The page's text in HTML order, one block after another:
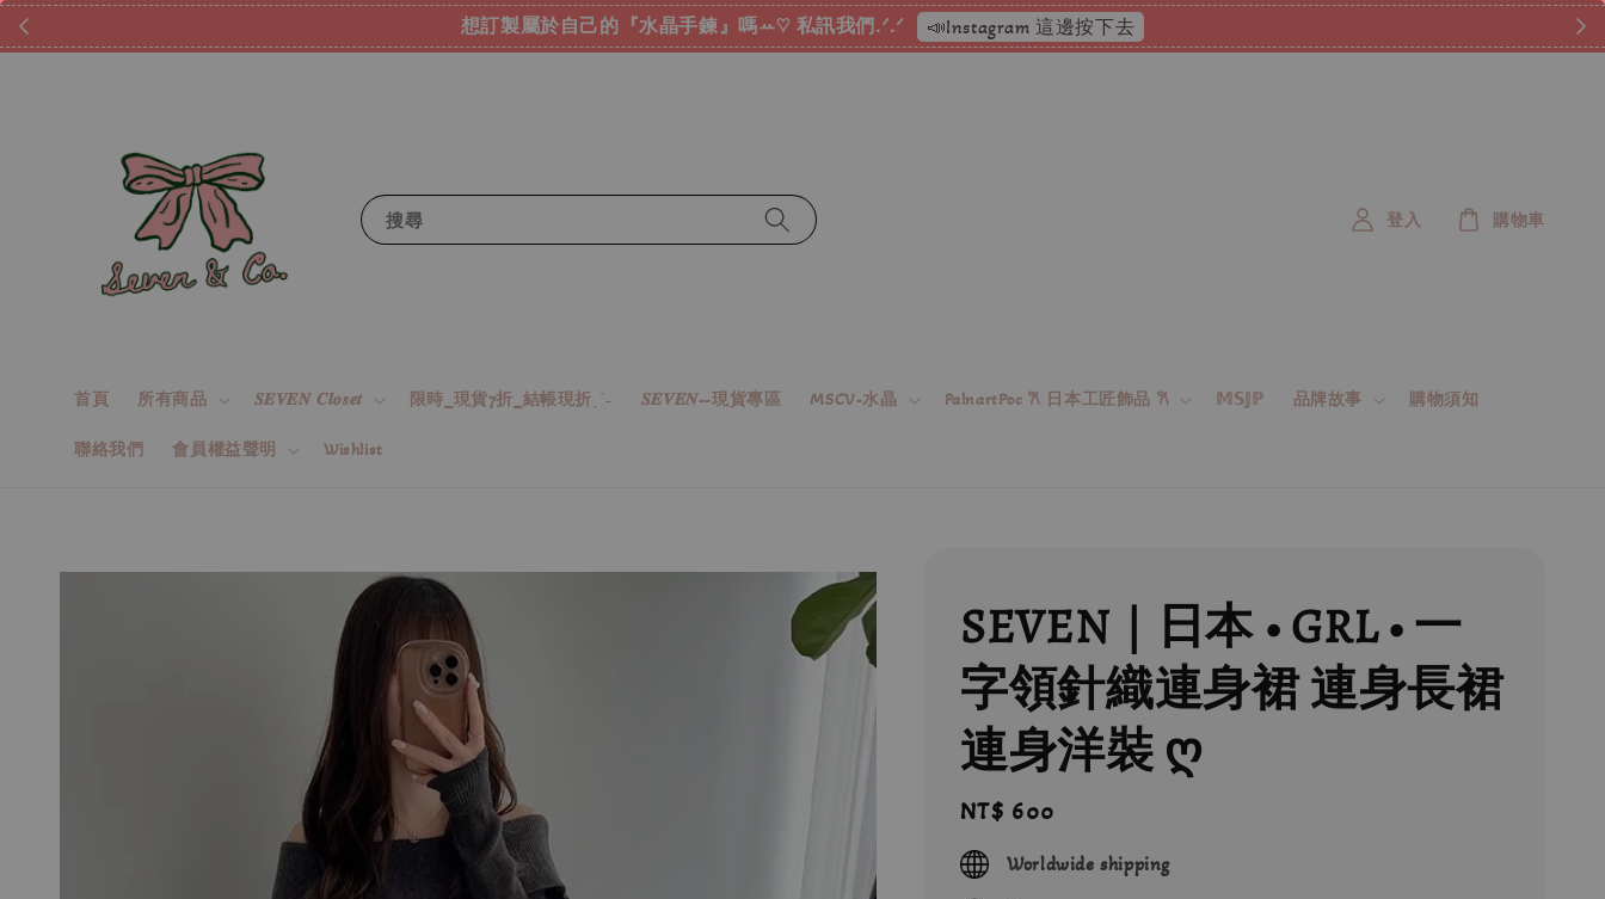
想訂製屬於自己的『水晶手鍊』嗎ꕀ♡ 私訊我們.ᐟ.ᐟ 📣Instagram 這邊按下去
搜尋
首頁 所有商品 𝑺𝑬𝑽𝑬𝑵 𝑪𝒍𝒐𝒔𝒆𝒕 限時_現貨7折_結帳現折ˎˊ˗ 𝑺𝑬𝑽𝑬𝑵--現貨專區 MSCV-水晶 PalnartPoc 𐙚 日本工匠飾品 𐙚 𝕄𝕊𝕁ℙ 品牌故事 購物須知
聯絡我們 會員權益聲明 Wishlist
登入 購物車
SEVEN｜日本 • GRL • 一
字領針織連身裙 連身長裙
連身洋裝 ღ
Regular
price
NT$ 600
Worldwide shipping